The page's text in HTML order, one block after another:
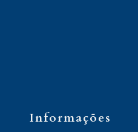
Informações